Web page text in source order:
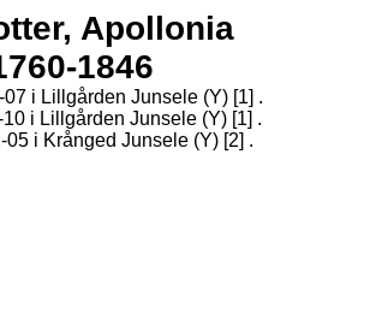
Apollonia
1846
07 i Lillgården Junsele (Y) [1] .
i Lillgården Junsele (Y) [1] .
05 i Krånged Junsele (Y) [2] .